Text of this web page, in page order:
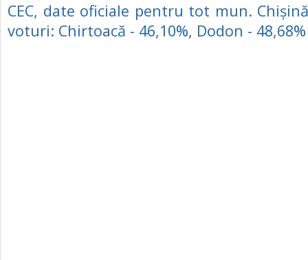
CEC, date oficiale pentru tot mun.
voturi: Chirtoacă - 46,10%, Dodon - 48,68%